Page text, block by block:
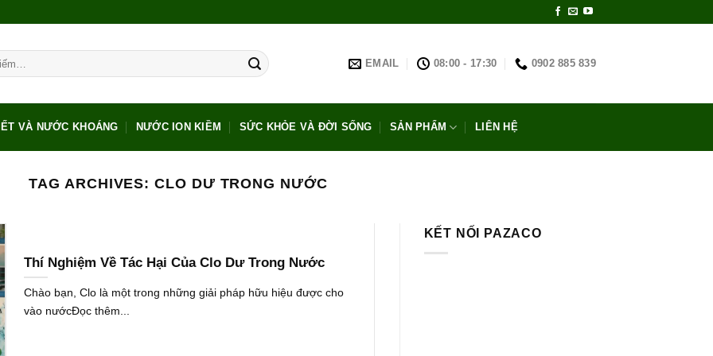
EMAIL 08:00 - 17:30 0902 885 839
VÀ NƯỚC KHOÁNG NƯỚC ION KIỀM SỨC KHỎE VÀ ĐỜI SỐNG SẢN PHẨM LIÊN HỆ
TAG ARCHIVES:CLO DƯ TRONG NƯỚC
Thí Nghiệm Về Tác Hại Của Clo Dư Trong Nước
Chào bạn, Clo là một trong những giải pháp hữu hiệu được cho
vào nướcĐọc thêm...
KẾT NỐI PAZACO